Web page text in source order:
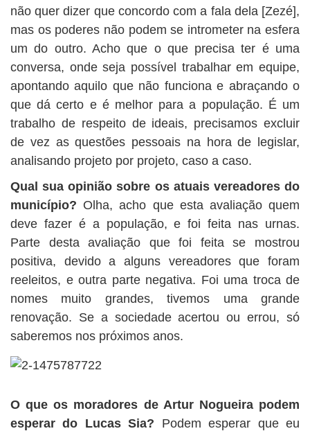
não quer dizer que concordo com a fala dela [Zezé],
mas os poderes não podem se intrometer na esfera
um do outro. Acho que o que precisa ter é uma
conversa, onde seja possível trabalhar em equipe,
apontando aquilo que não funciona e abraçando o
que dá certo e é melhor para a população. É um
trabalho de respeito de ideais, precisamos excluir
de vez as questões pessoais na hora de legislar,
analisando projeto por projeto, caso a caso.
Qual sua opinião sobre os atuais vereadores do
município? Olha, acho que esta avaliação quem
deve fazer é a população, e foi feita nas urnas.
Parte desta avaliação que foi feita se mostrou
positiva, devido a alguns vereadores que foram
reeleitos, e outra parte negativa. Foi uma troca de
nomes muito grandes, tivemos uma grande
renovação. Se a sociedade acertou ou errou, só
saberemos nos próximos anos.
O que os moradores de Artur Nogueira podem
esperar do Lucas Sia? Podem esperar que eu